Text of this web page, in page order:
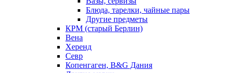
Блюда, тарелки, чайные пары
Другие предметы
КРМ (старый Берлин)
Вена
Херенд
Севр
Копенгаген, B&G Дания